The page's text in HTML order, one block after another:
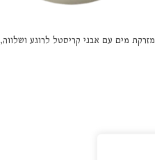
מזרקת מים עם אבני קריסטל לרוגע ושלווה,